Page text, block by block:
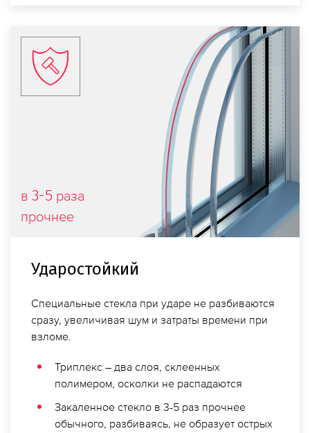
в 3-5 раза
прочнее
Ударостойкий
Специальные стекла при ударе не разбиваются
сразу, увеличивая шум и затраты времени при
взломе.
Триплекс – два слоя, склеенных
полимером, осколки не распадаются
Закаленное стекло в 3-5 раз прочнее
обычного, разбиваясь, не образует острых